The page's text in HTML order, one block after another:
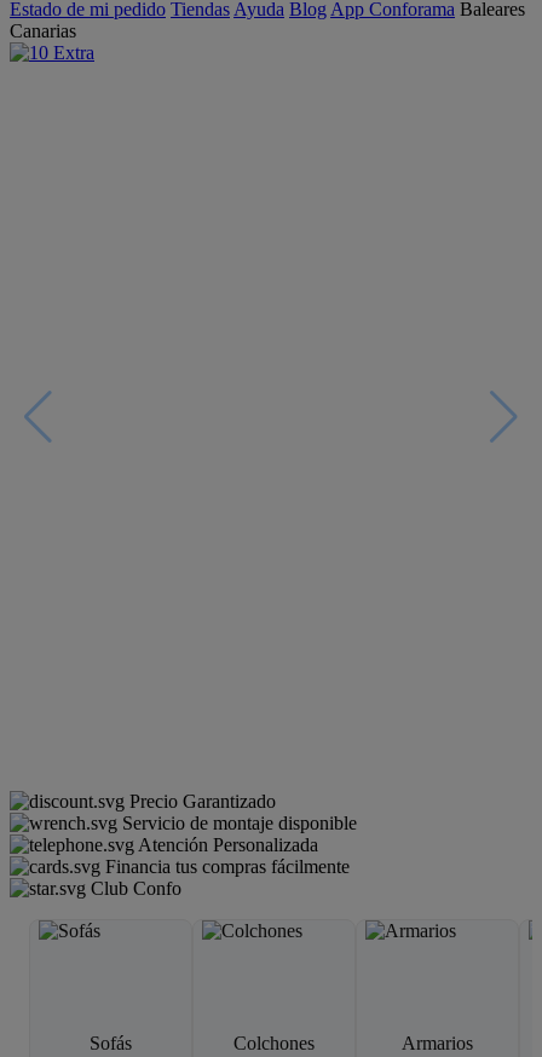
Estado de mi pedido Tiendas Ayuda Blog App Conforama Baleares
Canarias
Precio Garantizado
Servicio de montaje disponible
Atención Personalizada
Financia tus compras fácilmente
Club Confo
Sofás Colchones Armarios